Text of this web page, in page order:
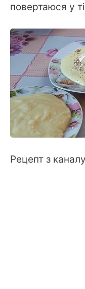
повертаюся у ті
Рецепт з